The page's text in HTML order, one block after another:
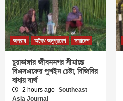
অপরাধ অবৈধ অনুপ্রবেশ সারাদেশ
চুয়াডাঙ্গার জীবননগর সীমান্তে
বিএসএফের পুশইন চেষ্টা, বিজিবির
বাধায় ব্যর্থ
2 hours ago Southeast
Asia Journal